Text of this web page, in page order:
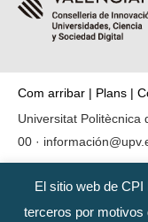
Com arribar | Plans |
Universitat Politècnica
00 ·
El sitio web de
terceros por motivos